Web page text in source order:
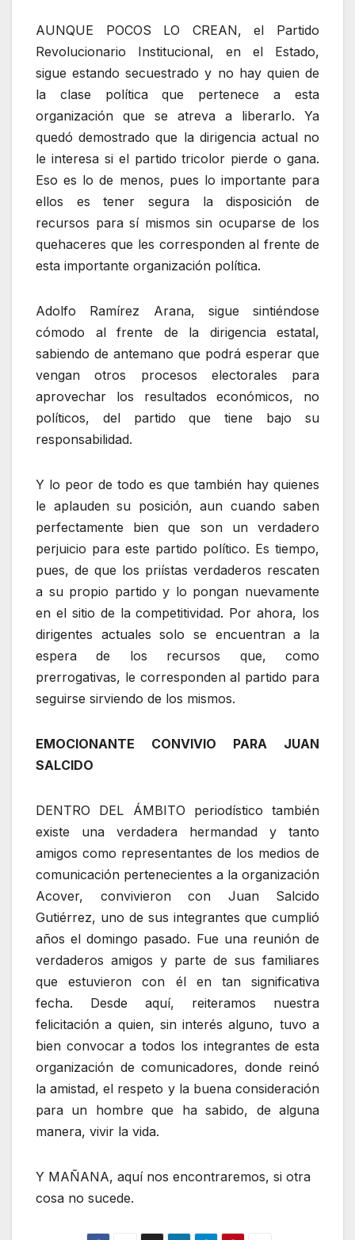
AUNQUE POCOS LO CREAN, el Partido
Revolucionario Institucional, en el Estado,
sigue estando secuestrado y no hay quien de
la clase política que pertenece a esta
organización que se atreva a liberarlo. Ya
quedó demostrado que la dirigencia actual no
le interesa si el partido tricolor pierde o gana.
Eso es lo de menos, pues lo importante para
ellos es tener segura la disposición de
recursos para sí mismos sin ocuparse de los
quehaceres que les corresponden al frente de
esta importante organización política.
Adolfo Ramírez Arana, sigue sintiéndose
cómodo al frente de la dirigencia estatal,
sabiendo de antemano que podrá esperar que
vengan otros procesos electorales para
aprovechar los resultados económicos, no
políticos, del partido que tiene bajo su
responsabilidad.
Y lo peor de todo es que también hay quienes
le aplauden su posición, aun cuando saben
perfectamente bien que son un verdadero
perjuicio para este partido político. Es tiempo,
pues, de que los priístas verdaderos rescaten
a su propio partido y lo pongan nuevamente
en el sitio de la competitividad. Por ahora, los
dirigentes actuales solo se encuentran a la
espera de los recursos que, como
prerrogativas, le corresponden al partido para
seguirse sirviendo de los mismos.
EMOCIONANTE CONVIVIO PARA JUAN
SALCIDO
DENTRO DEL ÁMBITO periodístico también
existe una verdadera hermandad y tanto
amigos como representantes de los medios de
comunicación pertenecientes a la organización
Acover, convivieron con Juan Salcido
Gutiérrez, uno de sus integrantes que cumplió
años el domingo pasado. Fue una reunión de
verdaderos amigos y parte de sus familiares
que estuvieron con él en tan significativa
fecha. Desde aquí, reiteramos nuestra
felicitación a quien, sin interés alguno, tuvo a
bien convocar a todos los integrantes de esta
organización de comunicadores, donde reinó
la amistad, el respeto y la buena consideración
para un hombre que ha sabido, de alguna
manera, vivir la vida.
Y MAÑANA, aquí nos encontraremos, si otra
cosa no sucede.